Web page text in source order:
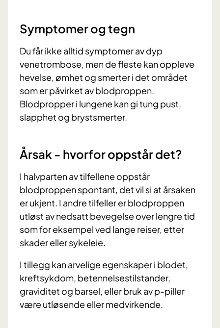
Symptomer og tegn
Du får ikke alltid symptomer av dyp
venetrombose, men de fleste kan oppleve
hevelse, ømhet og smerter i det området
som er påvirket av blodproppen.
Blodpropper i lungene kan gi tung pust,
slapphet og brystsmerter.
Årsak - hvorfor oppstår det?
I halvparten av tilfellene oppstår
blodproppen spontant, det vil si at årsaken
er ukjent. I andre tilfeller er blodproppen
utløst av nedsatt bevegelse over lengre tid
som for eksempel ved lange reiser, etter
skader eller sykeleie.
I tillegg kan arvelige egenskaper i blodet,
kreftsykdom, betennelsestilstander,
graviditet og barsel, eller bruk av p-piller
være utløsende eller medvirkende.